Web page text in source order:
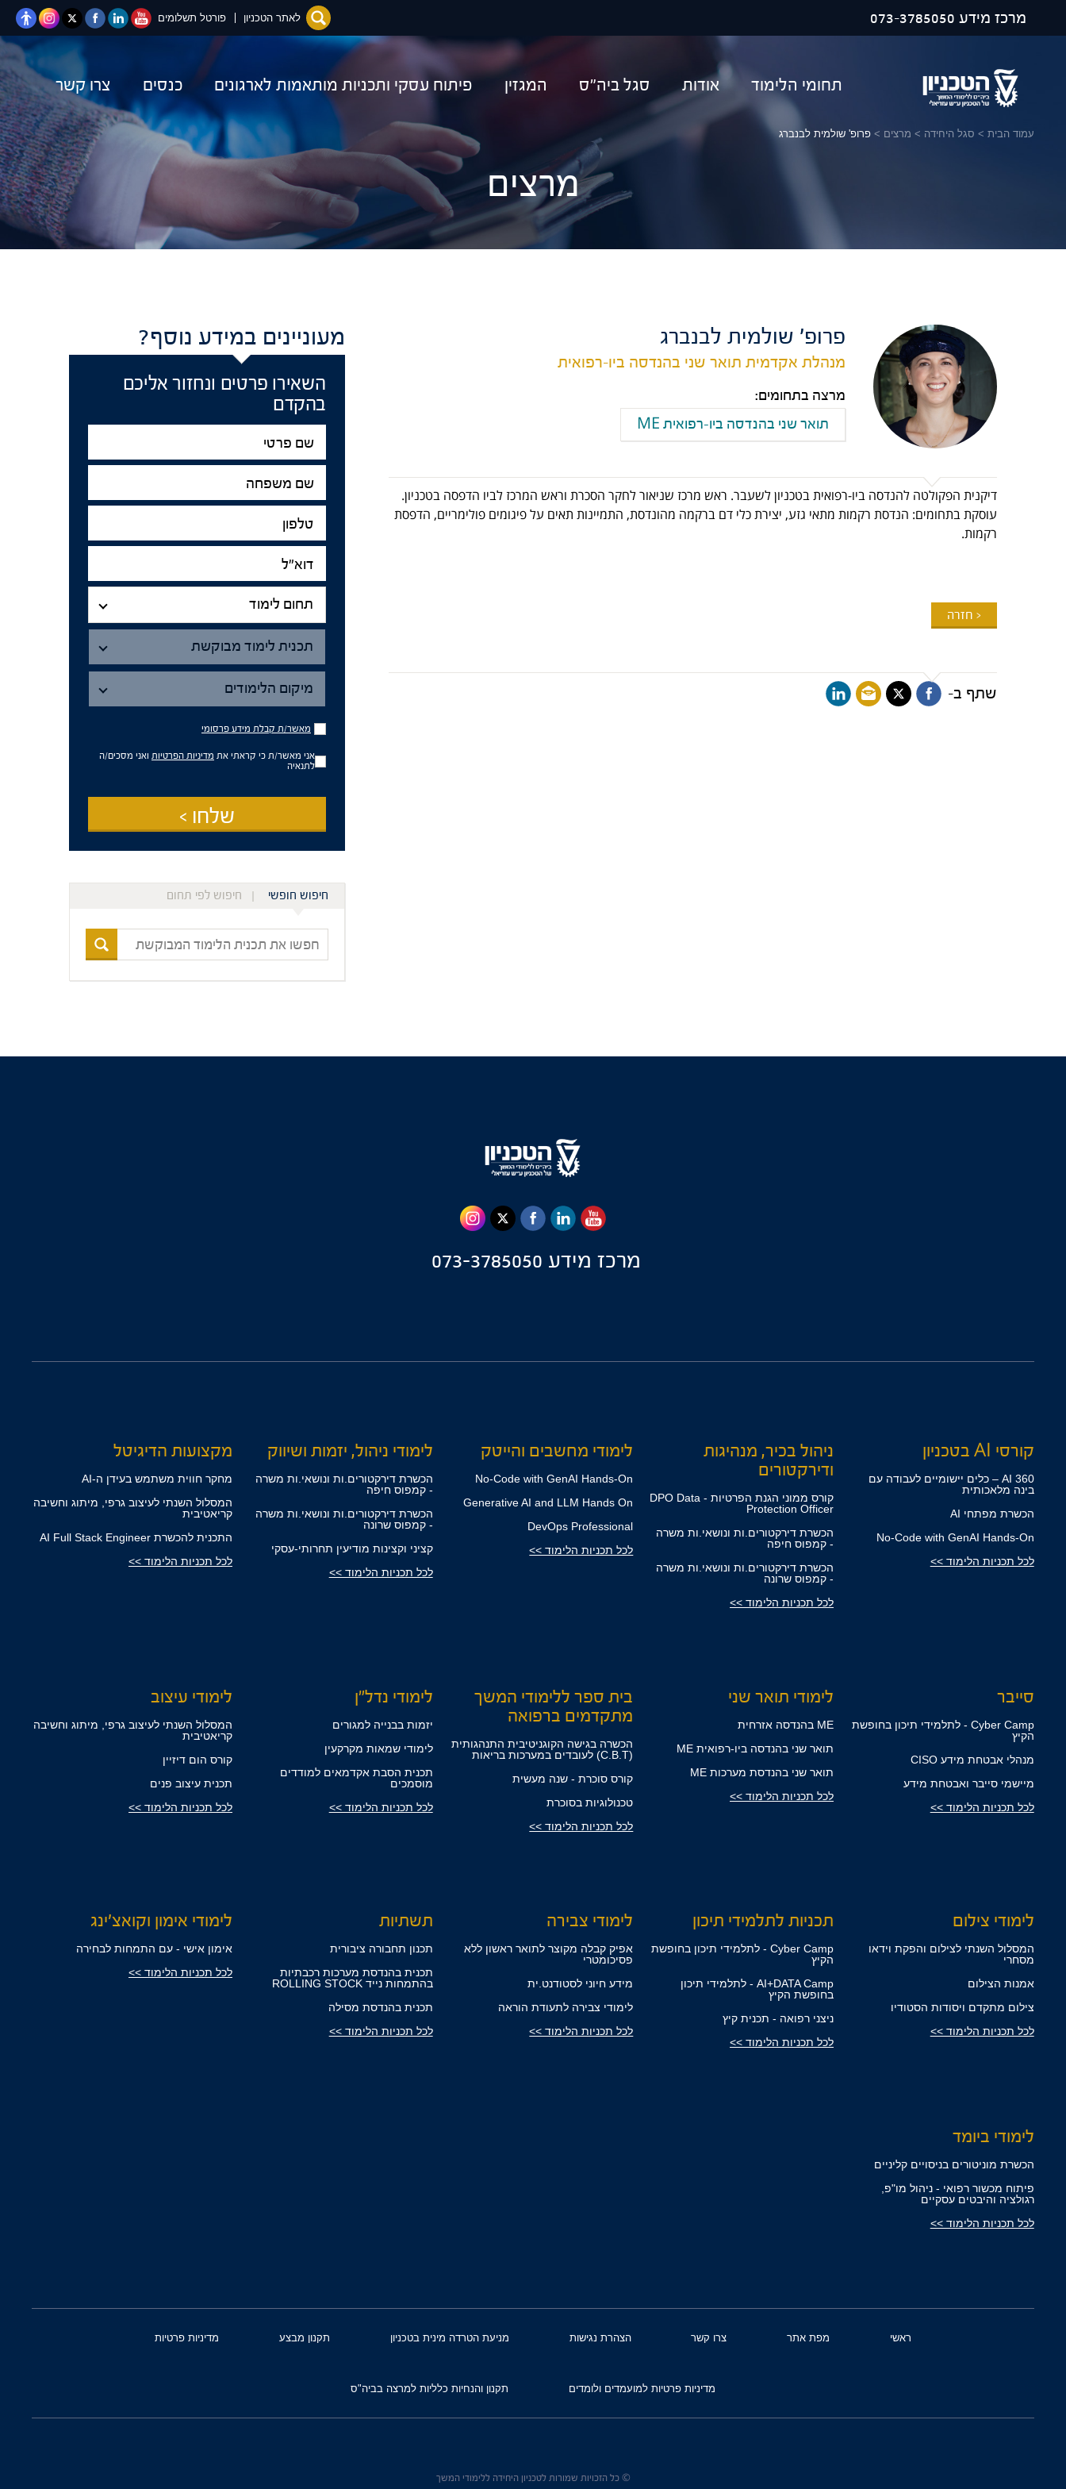
תחומי הלימוד אודות סגל ביה"ס המגזין פיתוח עסקי ותכניות מותאמות לארגונים כנסים צרו קשר
לאתר הטכניון פורטל תשלומים יוטיוב לינקדאיןפייסבוקטוויטרInstagram מרכז מידע
עמוד הבית > סגל היחידה > מרצים > פרופ' שולמית לבנברג
מרצים
פרופ' שולמית לבנברג
מנהלת אקדמית תואר שני בהנדסה ביו-רפואית
מרצה בתחומים:
תואר שני בהנדסה ביו-רפואית ME
דיקנית הפקולטה להנדסה ביו-רפואית בטכניון לשעבר. ראש מרכז שניאור לחקר הסכרת וראש המרכז לביו הדפסה בטכניון.
עוסקת בתחומים: הנדסת רקמות מתאי גזע, יצירת כלי דם ברקמה מהונדסת, התמיינות תאים על פיגומים פולימריים, הדפסת
רקמות.
< חזרה
שתף ב-
מעוניינים במידע נוסף?
השאירו פרטים ונחזור אליכם
בהקדם
שם
פרטי
שם
משפחה
טלפון
דוא"ל
תחום
לימוד
תחום לימוד
תכנית
תכנית לימוד מבוקשת
מיקום
הלימודים
מיקום הלימודים
מאשר/ת
קבלת
פרסומי
מאשר/ת קבלת מידע פרסומי
אני מאשר/ת כי קראתי את מדיניות הפרטיות ואני מסכים/ה
לתנאיה
שלחו >
חיפוש חופשי חיפוש לפי תחום
חפשו
את
תכנית
הלימוד
מרכז מידע
קורסי AI בטכניון
360 AI – כלים יישומיים לעבודה עם
בינה מלאכותית
הכשרת מפתחי AI
No-Code with GenAI Hands-On
לכל תכניות הלימוד >>
ניהול בכיר, מנהיגות
ודירקטורים
קורס ממוני הגנת הפרטיות - DPO Data
Protection Officer
הכשרת דירקטורים.ות ונושאי.ות משרה
- קמפוס חיפה
הכשרת דירקטורים.ות ונושאי.ות משרה
- קמפוס שרונה
לכל תכניות הלימוד >>
לימודי מחשבים והייטק
No-Code with GenAI Hands-On
Generative AI and LLM Hands On
DevOps Professional
לכל תכניות הלימוד >>
לימודי ניהול, יזמות ושיווק
הכשרת דירקטורים.ות ונושאי.ות משרה
- קמפוס חיפה
הכשרת דירקטורים.ות ונושאי.ות משרה
- קמפוס שרונה
קציני וקצינות מודיעין תחרותי-עסקי
לכל תכניות הלימוד >>
מקצועות הדיגיטל
מחקר חווית משתמש בעידן ה-AI
המסלול השנתי לעיצוב גרפי, מיתוג וחשיבה
קריאטיבית
התכנית להכשרת AI Full Stack Engineer
לכל תכניות הלימוד >>
סייבר
Cyber Camp - לתלמידי תיכון בחופשת
הקיץ
מנהלי אבטחת מידע CISO
מיישמי סייבר ואבטחת מידע
לכל תכניות הלימוד >>
לימודי תואר שני
ME בהנדסה אזרחית
תואר שני בהנדסה ביו-רפואית ME
תואר שני בהנדסת מערכות ME
לכל תכניות הלימוד >>
בית ספר ללימודי המשך
מתקדמים ברפואה
הכשרה בגישה הקוגניטיבית התנהגותית
(C.B.T) לעובדים במערכות בריאות
קורס סוכרת - שנה מעשית
טכנולוגיות בסוכרת
לכל תכניות הלימוד >>
לימודי נדל"ן
יזמות בבנייה למגורים
לימודי שמאות מקרקעין
תכנית הסבת אקדמאים למודדים
מוסמכים
לכל תכניות הלימוד >>
לימודי עיצוב
המסלול השנתי לעיצוב גרפי, מיתוג וחשיבה
קריאטיבית
קורס הום דיזיין
תכנית עיצוב פנים
לכל תכניות הלימוד >>
לימודי צילום
המסלול השנתי לצילום והפקת וידאו
מסחרי
אמנות הצילום
צילום מתקדם ויסודות הסטודיו
לכל תכניות הלימוד >>
תכניות לתלמידי תיכון
Cyber Camp - לתלמידי תיכון בחופשת
הקיץ
AI+DATA Camp - לתלמידי תיכון
בחופשת הקיץ
ניצני רפואה - תכנית קיץ
לכל תכניות הלימוד >>
לימודי צבירה
אפיק קבלה מקוצר לתואר ראשון ללא
פסיכומטרי
מידע חיוני לסטודנט.ית
לימודי צבירה לתעודת הוראה
לכל תכניות הלימוד >>
תשתיות
תכנון תחבורה ציבורית
תכנית בהנדסת מערכות רכבתיות
בהתמחות נייד ROLLING STOCK
תכנית בהנדסת מסילה
לכל תכניות הלימוד >>
לימודי אימון וקואצ'ינג
אימון אישי - עם התמחות לבחירה
לכל תכניות הלימוד >>
לימודי ביומד
הכשרת מוניטורים בניסויים קליניים
פיתוח מכשור רפואי - ניהול מו"פ,
רגולציה והיבטים עסקיים
לכל תכניות הלימוד >>
ראשי מפת אתר צרו קשר הצהרת נגישות מניעת הטרדה מינית בטכניון תקנון מבצע מדיניות פרטיות
מדיניות פרטיות למועמדים ולומדים תקנון והנחיות כלליות למרצה בביה"ס
© כל הזכויות שמורות לטכניון היחידה ללימודי המשך